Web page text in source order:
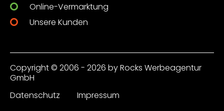
Online-Vermarktung
Unsere Kunden
Copyright © 2006 - 2026 by Rocks Werbeagentur
GmbH
Datenschutz
Impressum